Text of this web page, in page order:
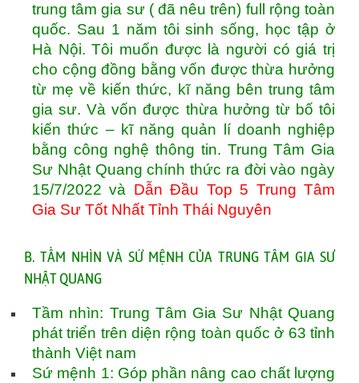
trung tâm gia sư ( đã nêu trên) full rộng toàn
quốc. Sau 1 năm tôi sinh sống, học tập ở
Hà Nội. Tôi muốn được là người có giá trị
cho cộng đồng bằng vốn được thừa hưởng
từ mẹ về kiến thức, kĩ năng bên trung tâm
gia sư. Và vốn được thừa hưởng từ bố tôi
kiến thức – kĩ năng quản lí doanh nghiệp
bằng công nghệ thông tin. Trung Tâm Gia
Sư Nhật Quang chính thức ra đời vào ngày
15/7/2022 và Dẫn Đầu Top 5 Trung Tâm
Gia Sư Tốt Nhất Tỉnh Thái Nguyên
B. TẦM NHÌN VÀ SỨ MỆNH CỦA TRUNG TÂM GIA SƯ
NHẬT QUANG
Tầm nhìn: Trung Tâm Gia Sư Nhật Quang
phát triển trên diện rộng toàn quốc ở 63 tỉnh
thành Việt nam
Sứ mệnh 1: Góp phần nâng cao chất lượng